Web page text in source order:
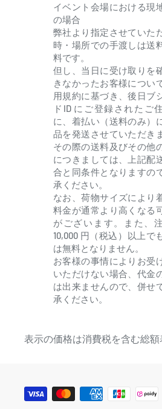
イベント会場における現
の場合
弊社より指定させていた
時・場所での手渡しは送
料です。
但し、当日に受け取りを
きなかったお客様につい
用規約に基づき、後日ブ
ドID にご登録されたご
に、着払い（送料のみ）
品を発送させていただき
その際の送料及びその他
につきましては、上記配
合と同条件となりますの
承ください。
なお、荷物サイズにより
料金が通常より高くなる
がございます。また、
10,000 円（税込）以上で
は無料となりません。
お客様の事情によりお受
いただけない場合、代金
は出来ませんので、併せ
承ください。
表示の価格は消費税を含む総